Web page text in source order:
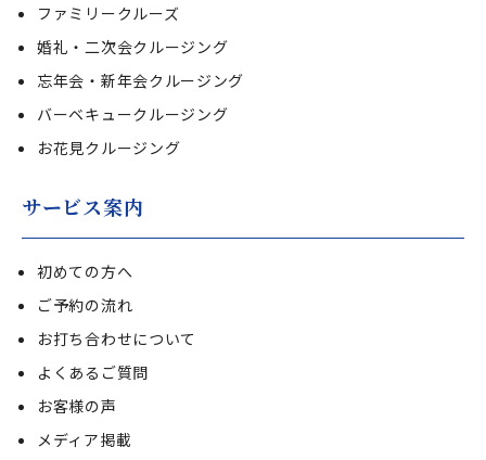
ファミリークルーズ
婚礼・二次会クルージング
忘年会・新年会クルージング
バーベキュークルージング
お花見クルージング
サービス案内
初めての方へ
ご予約の流れ
お打ち合わせについて
よくあるご質問
お客様の声
メディア掲載